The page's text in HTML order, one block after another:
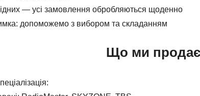
— усі замовлення обробляються щоденно
допоможемо з вибором та складанням
Що ми